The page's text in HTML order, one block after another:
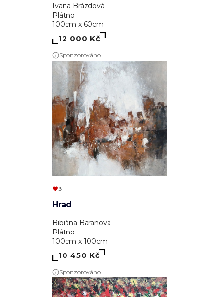
Ivana Brázdová
Plátno
100cm x 60cm
12 000 Kč
Sponzorováno
3
Hrad
Bibiána Baranová
Plátno
100cm x 100cm
10 450 Kč
Sponzorováno